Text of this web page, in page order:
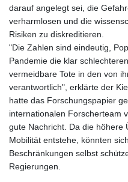
darauf angelegt sei, die
verharmlosen und die
Risiken zu diskreditieren.
"Die Zahlen sind eindeutig,
Pandemie die klar
vermeidbare Tote in den von
verantwortlich", erklärte der
hatte das Forschungspapier
internationalen Forscherteam
gute Nachricht. Da die höhere
Mobilität entstehe, könnten
Beschränkungen selbst
Regierungen.